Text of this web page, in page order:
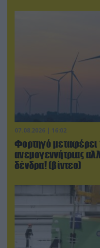
07.08.2026 | 16:02
Φορτηγό μεταφέρει
ανεμογεννήτριας
δένδρα! (βίντεο)